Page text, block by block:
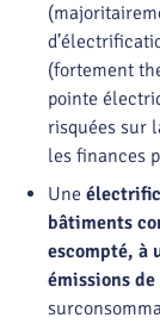
(fortement
pointe
risquées sur
les finances
Une
bâtiments
escompté, à
émissions de